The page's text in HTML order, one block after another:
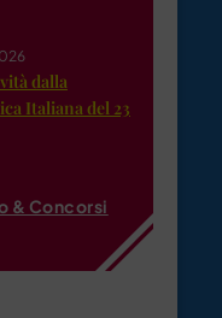
dalla
Italiana del 23
& Concorsi